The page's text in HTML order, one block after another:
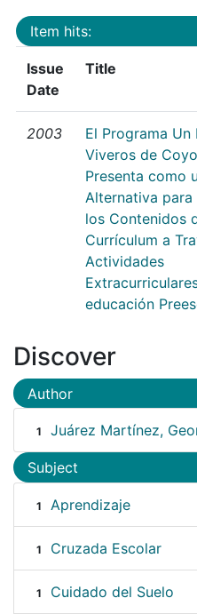
Item hits:
Issue
Date
Title
2003
El Programa Un
Viveros de
Presenta como
Alternativa
los Contenidos
Currículum a
Actividades
educación
Discover
Author
1 Juárez Martínez,
Subject
1 Aprendizaje
1 Cruzada Escolar
1 Cuidado del Suelo